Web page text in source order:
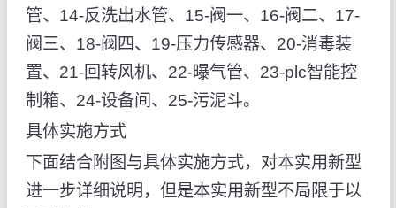
管、14-反洗出水管、15-阀一、16-阀二、17-
阀三、18-阀四、19-压力传感器、20-消毒装
置、21-回转风机、22-曝气管、23-plc智能控
制箱、24-设备间、25-污泥斗。
具体实施方式
下面结合附图与具体实施方式，对本实用新型
进一步详细说明，但是本实用新型不局限于以